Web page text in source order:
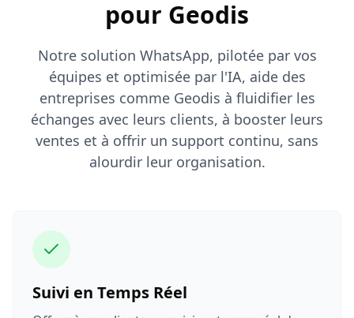
pour Geodis
Notre solution WhatsApp, pilotée par vos
équipes et optimisée par l'IA, aide des
entreprises comme Geodis à fluidifier les
échanges avec leurs clients, à booster leurs
ventes et à offrir un support continu, sans
alourdir leur organisation.
Suivi en Temps Réel